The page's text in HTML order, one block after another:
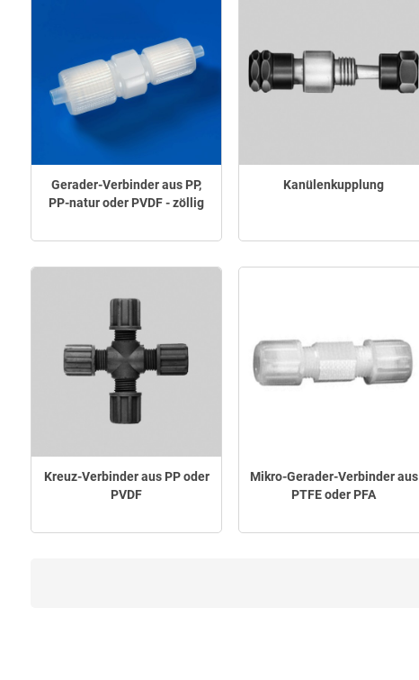
Gerader-Verbinder aus PP,
PP-natur oder PVDF - zöllig
Kanülenkupplung
Kreuz-Verbinder aus PP oder
PVDF
Mikro-Gerader-Verbinder aus
PTFE oder PFA